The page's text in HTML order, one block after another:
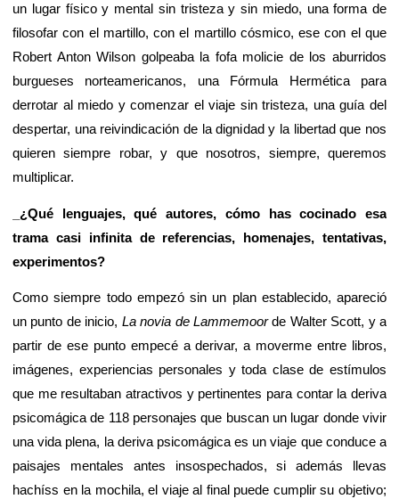
un lugar físico y mental sin tristeza y sin miedo, una forma de
filosofar con el martillo, con el martillo cósmico, ese con el que
Robert Anton Wilson golpeaba la fofa molicie de los aburridos
burgueses norteamericanos, una Fórmula Hermética para
derrotar al miedo y comenzar el viaje sin tristeza, una guía del
despertar, una reivindicación de la dignidad y la libertad que nos
quieren siempre robar, y que nosotros, siempre, queremos
multiplicar.
_¿Qué lenguajes, qué autores, cómo has cocinado esa
trama casi infinita de referencias, homenajes, tentativas,
experimentos?
Como siempre todo empezó sin un plan establecido, apareció
un punto de inicio, La novia de Lammemoorde Walter Scott, y a
partir de ese punto empecé a derivar, a moverme entre libros,
imágenes, experiencias personales y toda clase de estímulos
que me resultaban atractivos y pertinentes para contar la deriva
psicomágica de 118 personajes que buscan un lugar donde vivir
una vida plena, la deriva psicomágica es un viaje que conduce a
paisajes mentales antes insospechados, si además llevas
hachíss en la mochila, el viaje al final puede cumplir su objetivo;